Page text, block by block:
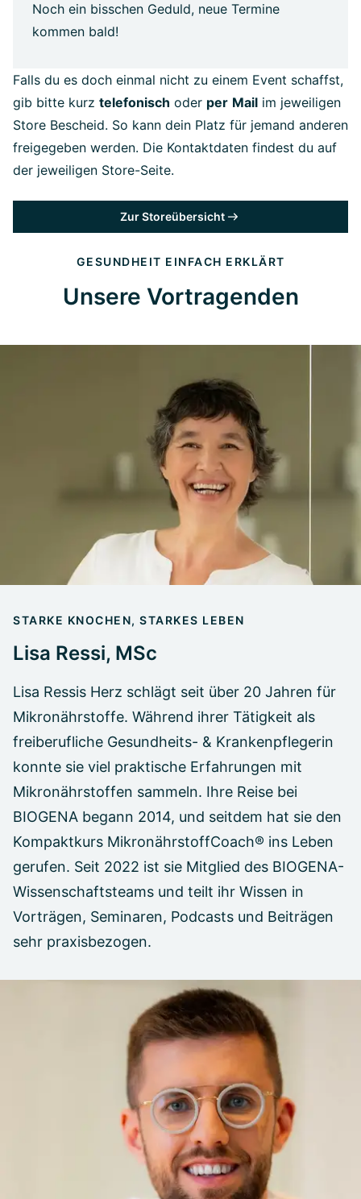
Noch ein bisschen Geduld, neue Termine
kommen bald!
Falls du es doch einmal nicht zu einem Event schaffst,
gib bitte kurz telefonisch oder per Mail im jeweiligen
Store Bescheid. So kann dein Platz für jemand anderen
freigegeben werden. Die Kontaktdaten findest du auf
der jeweiligen Store-Seite.
Zur Storeübersicht
GESUNDHEIT EINFACH ERKLÄRT
Unsere Vortragenden
STARKE KNOCHEN, STARKES LEBEN
Lisa Ressi, MSc
Lisa Ressis Herz schlägt seit über 20 Jahren für
Mikronährstoffe. Während ihrer Tätigkeit als
freiberufliche Gesundheits- & Krankenpflegerin
konnte sie viel praktische Erfahrungen mit
Mikronährstoffen sammeln. Ihre Reise bei
BIOGENA begann 2014, und seitdem hat sie den
Kompaktkurs MikronährstoffCoach® ins Leben
gerufen. Seit 2022 ist sie Mitglied des BIOGENA-
Wissenschaftsteams und teilt ihr Wissen in
Vorträgen, Seminaren, Podcasts und Beiträgen
sehr praxisbezogen.